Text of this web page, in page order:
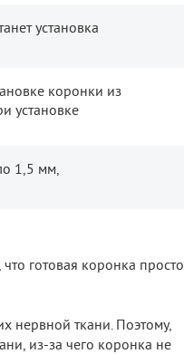
установка
коронки из
установке
1,5 мм,
готовая коронка просто
нервной ткани. Поэтому,
из-за чего коронка не